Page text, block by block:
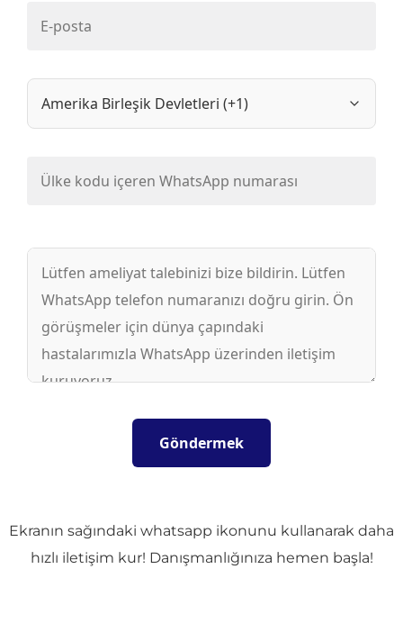
Ekranın sağındaki whatsapp ikonunu kullanarak daha
hızlı iletişim kur! Danışmanlığınıza hemen başla!